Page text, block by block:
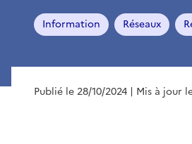
Information Réseaux
Publié le 28/10/2024 | Mis à jour